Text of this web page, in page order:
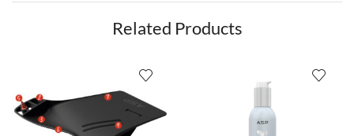
Related Products